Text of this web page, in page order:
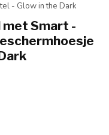
- Glow in the Dark
Smart -